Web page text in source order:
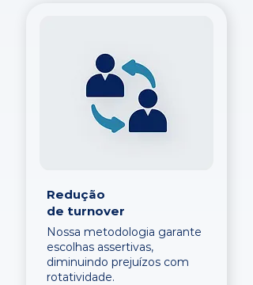
Redução
de turnover
Nossa metodologia garante
escolhas assertivas,
diminuindo prejuízos com
rotatividade.